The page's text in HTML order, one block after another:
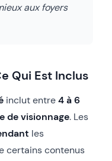
aux foyers
Qui Est Inclus
inclut entre4 à 6
de visionnage. Les
les
certains contenus